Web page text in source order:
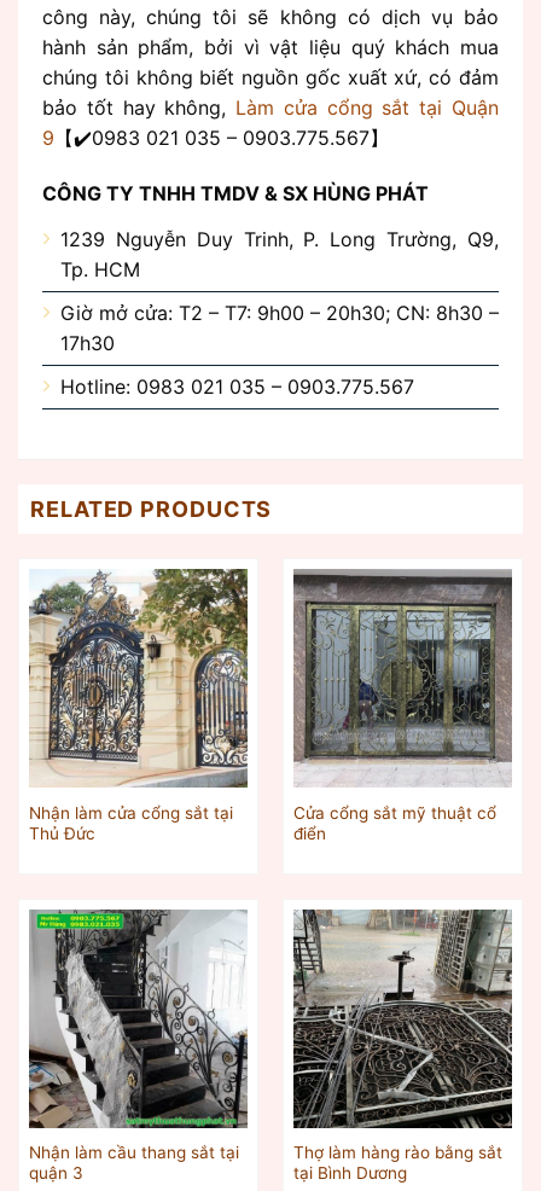
công này, chúng tôi sẽ không có dịch vụ bảo
hành sản phẩm, bởi vì vật liệu quý khách mua
chúng tôi không biết nguồn gốc xuất xứ, có đảm
bảo tốt hay không, Làm cửa cổng sắt tại Quận
9 【✔️0983 021 035 – 0903.775.567】
CÔNG TY TNHH TMDV & SX HÙNG PHÁT
1239 Nguyễn Duy Trinh, P. Long Trường, Q9,
Tp. HCM
Giờ mở cửa: T2 – T7: 9h00 – 20h30; CN: 8h30 –
17h30
Hotline: 0983 021 035 – 0903.775.567
RELATED PRODUCTS
Nhận làm cửa cổng sắt tại
Thủ Đức
Cửa cổng sắt mỹ thuật cổ
điển
Nhận làm cầu thang sắt tại
quận 3
Thợ làm hàng rào bằng sắt
tại Bình Dương